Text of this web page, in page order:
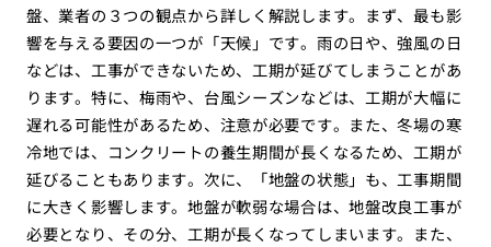
盤、業者の３つの観点から詳しく解説します。まず、最も影
響を与える要因の一つが「天候」です。雨の日や、強風の日
などは、工事ができないため、工期が延びてしまうことがあ
ります。特に、梅雨や、台風シーズンなどは、工期が大幅に
遅れる可能性があるため、注意が必要です。また、冬場の寒
冷地では、コンクリートの養生期間が長くなるため、工期が
延びることもあります。次に、「地盤の状態」も、工事期間
に大きく影響します。地盤が軟弱な場合は、地盤改良工事が
必要となり、その分、工期が長くなってしまいます。また、